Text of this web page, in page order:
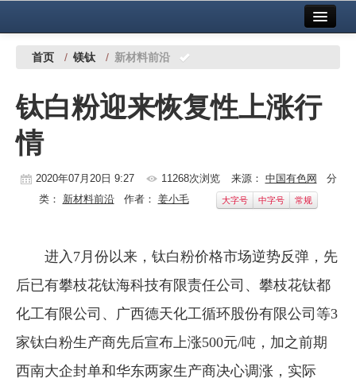
中国有色金属报社主办 广告服务
铜镍铅锌
铝
稀有稀土
镁钛
地矿 建设
党建工作
企业文化
首页 / 镁钛 / 新材料前沿
钛白粉迎来恢复性上涨行
情
2020年07月20日 9:27 11268次浏览 来源： 中国有色网 分
类： 新材料前沿作者： 姜小毛 大字号 中字号 常规
进入7月份以来，钛白粉价格市场逆势反弹，先
后已有攀枝花钛海科技有限责任公司、攀枝花钛都
化工有限公司、广西德天化工循环股份有限公司等3
家钛白粉生产商先后宣布上涨500元/吨，加之前期
西南大企封单和华东两家生产商决心调涨，实际